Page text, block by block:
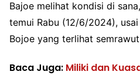
Bajoe melihat kondisi di
temui Rabu (12/6/2024),
Bojoe yang terlihat
Baca Juga: Miliki dan